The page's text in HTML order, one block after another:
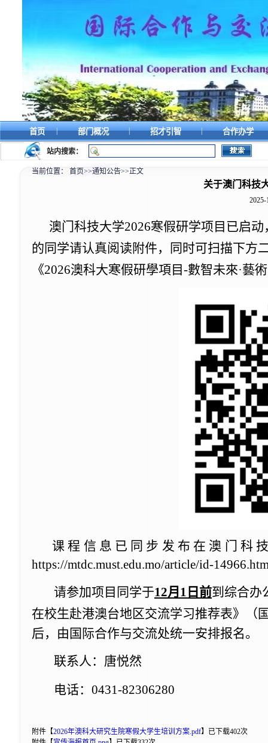
首页 | 部门概况 | 招才引智 | 合作办学
站内搜索：
当前位置： 首页>>通知公告>>正文
关于澳门科技
2025-
澳门科技大学2026寒假研学项目已启动
的同学请认真阅读附件，同时可扫描下方
《2026澳科大寒假研學項目-數智未來·
课程信息已同步发布在 澳门科
https://mtdc.must.edu.mo/article/id-
请参加项目同学于12月 1 日前到综合办
在校生赴港澳台地区交流学习推荐表》
（
后，由国际合作与交流处统一安排报名。
联系人：唐悦然
电话：0431-82306280
附件【2026年澳科大研究生院寒假大学生培训方案.pdf】 已下载402次